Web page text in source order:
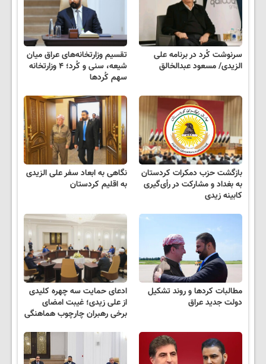
سرنوشت کُرد در برنامه علی
الزیدی/ مسعود عبدالخالق
تقسیم وزارتخانه‌های عراق میان
شیعه، سنی و کُرد؛ ۴ وزارتخانه
سهم کُردها
بازگشت حزب دمکرات کردستان
به بغداد و مشارکت در رأی‌گیری
کابینه زیدی
نگاهی به ابعاد سفر علی الزیدی
به اقلیم کردستان
مطالبات کردها و روند تشکیل
دولت جدید عراق
ادعای حمایت سه چهره کلیدی
از علی زیدی؛ غیبت امضای
برخی رهبران چارچوب هماهنگی